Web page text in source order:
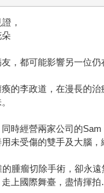
，
，都可能影響另一位
的李政道，在漫長的
時經營兩家公司的
未受傷的雙手及大腦，
腫瘤切除手術，卻永
走上國際舞臺，盡情揮